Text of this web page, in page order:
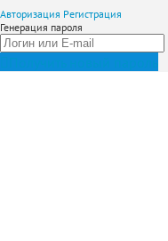
Авторизация Регистрация
Генерация пароля